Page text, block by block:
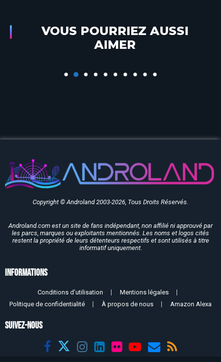
VOUS POURRIEZ AUSSI
AIMER
My Sparkling 25 : EPISODE 24 avec Emma
Copyright © Androland 2003-2026, Tous Droits Réservés.
Androland.com est un site de fans indépendant, non affilié ni approuvé par
les parcs, marques ou exploitants mentionnés. Les noms et logos cités
restent la propriété de leurs détenteurs respectifs et sont utilisés à titre
informatif uniquement.
Informations
Conditions d’utilisation
Mentions légales
Politique de confidentialité
À propos de nous Amazon Alexa
SUIVEZ-NOUS